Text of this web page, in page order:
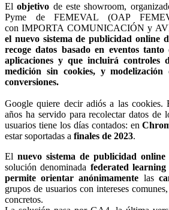
Elobjetivo de este showroom,
Pyme de FEMEVAL (OAP
con IMPORTA COMUNICACIÓN y
el nuevo sistema de publicidad online
recoge datos basado en eventos
aplicaciones y que incluirá controles
medición sin cookies, y modelización
conversiones.
Google quiere decir adiós a las cookies.
años ha servido para recolectar datos de
usuarios tiene los días contados: en
estar soportadas a finales de 2023.
El nuevo sistema de publicidad online
solución denominada federated
permite orientar anónimamente las
grupos de usuarios con intereses
concretos.